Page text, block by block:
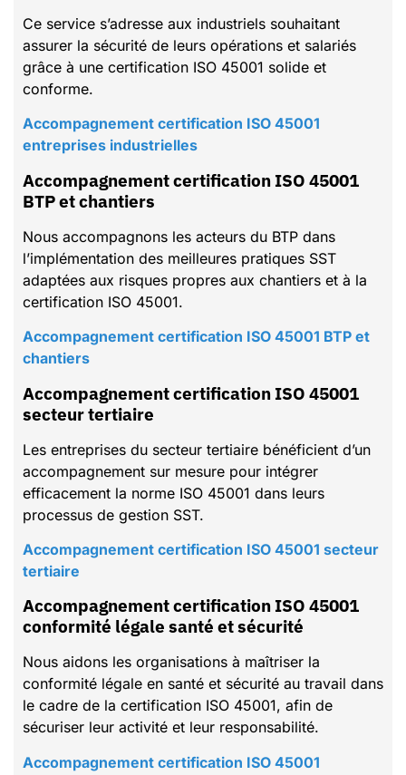
Ce service s’adresse aux industriels souhaitant
assurer la sécurité de leurs opérations et salariés
grâce à une certification ISO 45001 solide et
conforme.
Accompagnement certification ISO 45001
entreprises industrielles
Accompagnement certification ISO 45001
BTP et chantiers
Nous accompagnons les acteurs du BTP dans
l’implémentation des meilleures pratiques SST
adaptées aux risques propres aux chantiers et à la
certification ISO 45001.
Accompagnement certification ISO 45001 BTP et
chantiers
Accompagnement certification ISO 45001
secteur tertiaire
Les entreprises du secteur tertiaire bénéficient d’un
accompagnement sur mesure pour intégrer
efficacement la norme ISO 45001 dans leurs
processus de gestion SST.
Accompagnement certification ISO 45001 secteur
tertiaire
Accompagnement certification ISO 45001
conformité légale santé et sécurité
Nous aidons les organisations à maîtriser la
conformité légale en santé et sécurité au travail dans
le cadre de la certification ISO 45001, afin de
sécuriser leur activité et leur responsabilité.
Accompagnement certification ISO 45001